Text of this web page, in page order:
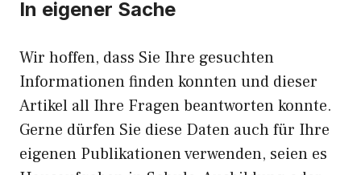
In eigener Sache
Wir hoffen, dass Sie Ihre gesuchten
Informationen finden konnten und dieser
Artikel all Ihre Fragen beantworten konnte.
Gerne dürfen Sie diese Daten auch für Ihre
eigenen Publikationen verwenden, seien es